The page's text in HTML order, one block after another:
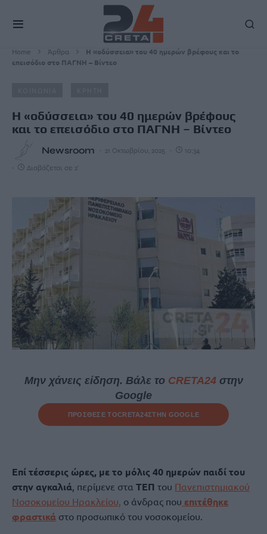
Home Άρθρα
Η «οδύσσεια» του 40 ημερών βρέφους και το
επεισόδιο στο ΠΑΓΝΗ – Βίντεο
Η «οδύσσεια» του 40 ημερών βρέφους
και το επεισόδιο στο ΠΑΓΝΗ – Βίντεο
Newsroom 21 Οκτωβρίου, 2025 10:34
Διαβάζεται σε 2'
Μην χάνεις είδηση. Βάλε το CRETA24στην
Google
ΠΡΟΣΘΕΣΕ ΤΟCRETA24ΣΤΗΝ GOOGLE
Επί τέσσερις ώρες, με το μόλις 40 ημερών παιδί του
στην αγκαλιά, περίμενε στα ΤΕΠ του Πανεπιστημιακού
Νοσοκομείου Ηρακλείου, ο άνδρας που επιτέθηκε
φραστικά στο προσωπικό του νοσοκομείου.